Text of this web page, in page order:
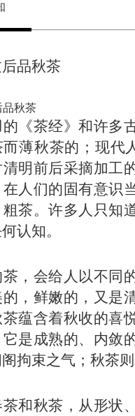
品秋茶
品秋茶
的《茶经》和许多
而薄秋茶的；现代
明前后采摘加工
人们的固有意识
茶。许多人只知
认知。
，会给人以不同
的，鲜嫩的，又是
蕴含着秋收的喜
是成熟的、内敛
拘束之气；秋茶
茶和秋茶，从形状